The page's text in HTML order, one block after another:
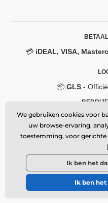
1x beschermende
1x droge doek
💳 iDEAL, VISA,
📦 GLS-
Okružní 361/14,
VAT:
🔒
© 2026 www.momanio.nl ⦁
We gebruiken cookies voor
uw browse-ervaring,
toestemming, voor gerichte
Ik ben het
Ik ben het